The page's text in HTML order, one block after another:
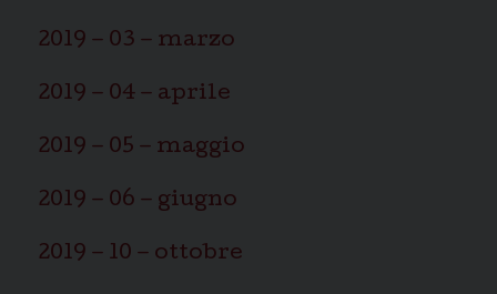
2019 – 03 – marzo
2019 – 04 – aprile
2019 – 05 – maggio
2019 – 06 – giugno
2019 – 10 – ottobre